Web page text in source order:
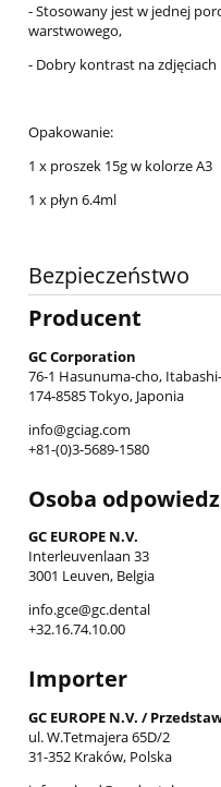
- Stosowany jest w jednej
warstwowego,
- Dobry kontrast na zdjęciach
Opakowanie:
1 x proszek 15g w kolorze A3
1 x płyn 6.4ml
Bezpieczeństwo
Producent
GC Corporation
76-1 Hasunuma-cho,
174-8585 Tokyo, Japonia
info@gciag.com
+81-(0)3-5689-1580
Osoba
GC EUROPE N.V.
Interleuvenlaan 33
3001 Leuven, Belgia
info.gce@gc.dental
+32.16.74.10.00
Importer
GC EUROPE N.V. /
ul. W.Tetmajera 65D/2
31-352 Kraków, Polska